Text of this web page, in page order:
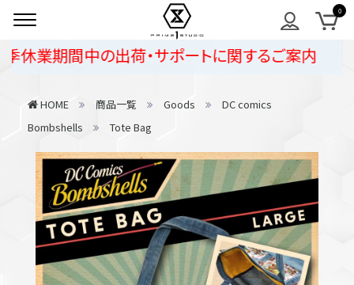
期間中の出荷・サポートに関するご案内
HOME 商品一覧 Goods
DC comics
Bombshells
Tote Bag